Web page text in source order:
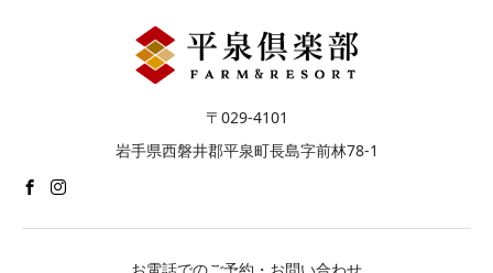
〒029-4101
岩手県西磐井郡平泉町長島字前林78-1